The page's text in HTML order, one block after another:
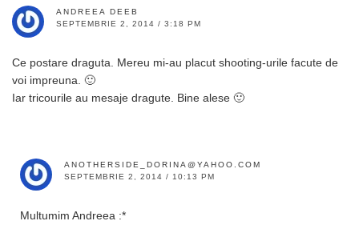
ANDREEA DEEB
SEPTEMBRIE 2, 2014 / 3:18 PM
Ce postare draguta. Mereu mi-au placut shooting-urile facute de
voi impreuna. 🙂
Iar tricourile au mesaje dragute. Bine alese 🙂
ANOTHERSIDE_DORINA@YAHOO.COM
SEPTEMBRIE 2, 2014 / 10:13 PM
Multumim Andreea :*